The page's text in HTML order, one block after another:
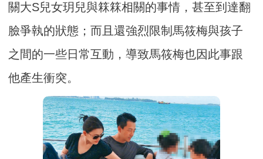
關大S兒女玥兒與箖箖相關的事情，甚至到達翻
臉爭執的狀態；而且還強烈限制馬筱梅與孩子
之間的一些日常互動，導致馬筱梅也因此事跟
他產生衝突。